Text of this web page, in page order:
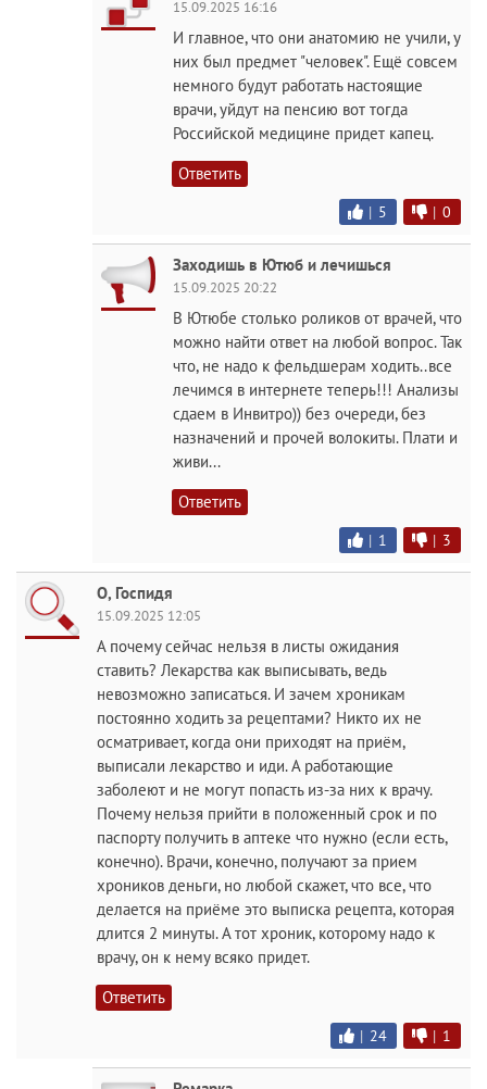
15.09.2025 16:16
И главное, что они анатомию не учили, у
них был предмет "человек". Ещё совсем
немного будут работать настоящие
врачи, уйдут на пенсию вот тогда
Российской медицине придет капец.
Ответить
| 5 | 0
Заходишь в Ютюб и лечишься
15.09.2025 20:22
В Ютюбе столько роликов от врачей, что
можно найти ответ на любой вопрос. Так
что, не надо к фельдшерам ходить..все
лечимся в интернете теперь!!! Анализы
сдаем в Инвитро)) без очереди, без
назначений и прочей волокиты. Плати и
живи...
Ответить
| 1 | 3
O, Госпидя
15.09.2025 12:05
А почему сейчас нельзя в листы ожидания
ставить? Лекарства как выписывать, ведь
невозможно записаться. И зачем хроникам
постоянно ходить за рецептами? Никто их не
осматривает, когда они приходят на приём,
выписали лекарство и иди. А работающие
заболеют и не могут попасть из-за них к врачу.
Почему нельзя прийти в положенный срок и по
паспорту получить в аптеке что нужно (если есть,
конечно). Врачи, конечно, получают за прием
хроников деньги, но любой скажет, что все, что
делается на приёме это выписка рецепта, которая
длится 2 минуты. А тот хроник, которому надо к
врачу, он к нему всяко придет.
Ответить
| 24 | 1